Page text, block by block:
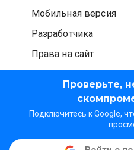
Проверьте,
Подключитесь к Google,
Мобильная версия
Разработчика
Права на сайт
Проверка